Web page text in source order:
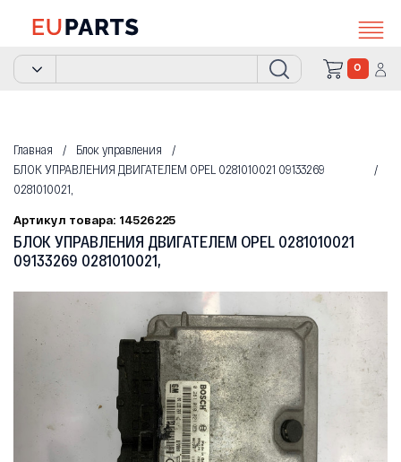
0
Главная
Блок управления
БЛОК УПРАВЛЕНИЯ ДВИГАТЕЛЕМ OPEL 0281010021 09133269
0281010021,
Артикул товара: 14526225
БЛОК УПРАВЛЕНИЯ ДВИГАТЕЛЕМ OPEL 0281010021
09133269 0281010021,